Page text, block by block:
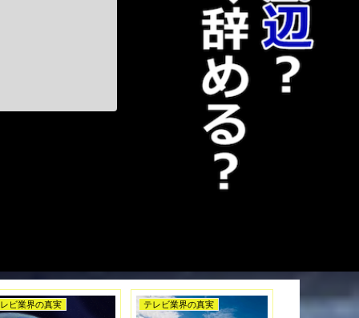
テレビ業界の真実 テレビ業界の真実 テレビ業界